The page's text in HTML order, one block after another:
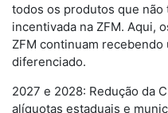
todos os produtos que
incentivada na ZFM. Aqui,
ZFM continuam
diferenciado.
2027 e 2028: Redução da
alíquotas estaduais e